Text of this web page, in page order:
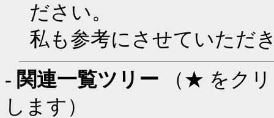
ださい。
私も参考にさせていただ
- 関連一覧ツリー （★ をク
します）